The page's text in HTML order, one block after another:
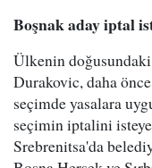
Boşnak aday iptal
Ülkenin
Durakovic, daha
seçimde yasalara
seçimin iptalini
Srebrenitsa'da